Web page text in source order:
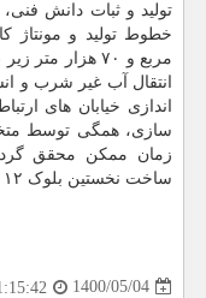
تولید و ثبات دانش
مربع و ۷۰ هزار
اندازی خیابان های
سازی، همگی توسط
زمان ممکن محقق
ساخت نخستین بلوک ۱۲ طبقه با این روش خواهیم بود.
1400/05/04